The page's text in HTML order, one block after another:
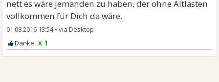
nett es wäre jemanden zu haben, der ohne Altlasten
vollkommen für Dich da wäre.
01.08.2016 13:54•
x 1